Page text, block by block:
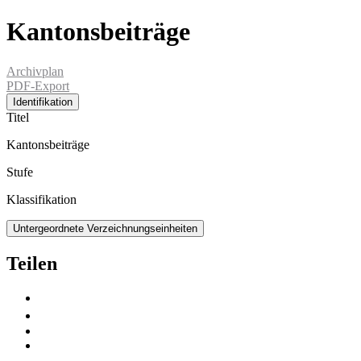
Kantonsbeiträge
Archivplan
PDF-Export
Identifikation
Titel
Kantonsbeiträge
Stufe
Klassifikation
Untergeordnete Verzeichnungseinheiten
Teilen